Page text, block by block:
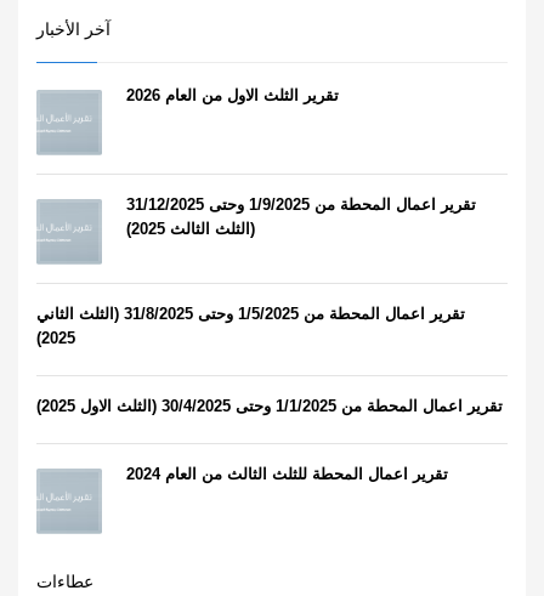
آخر الأخبار
تقرير الثلث الاول من العام 2026
تقرير اعمال المحطة من 1/9/2025 وحتى 31/12/2025
(الثلث الثالث 2025)
تقرير اعمال المحطة من 1/5/2025 وحتى 31/8/2025 (الثلث الثاني
2025)
تقرير اعمال المحطة من 1/1/2025 وحتى 30/4/2025 (الثلث الاول 2025)
تقرير اعمال المحطة للثلث الثالث من العام 2024
عطاءات